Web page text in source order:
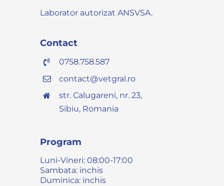
Laborator autorizat ANSVSA.
Contact
0758.758.587
contact@vetgral.ro
str. Calugareni, nr. 23,
Sibiu, Romania
Program
Luni-Vineri: 08:00-17:00
Sambata: inchis
Duminica: inchis